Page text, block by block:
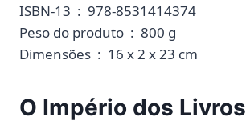
ISBN-13 ‏ : ‎ 978-8531414374
Peso do produto ‏ : ‎ 800 g
Dimensões ‏ : ‎ 16 x 2 x 23 cm
O Império dos Livros